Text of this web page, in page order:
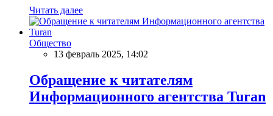
Читать далее
Общество
13 февраль 2025, 14:02
Обращение к читателям
Информационного агентства Turan